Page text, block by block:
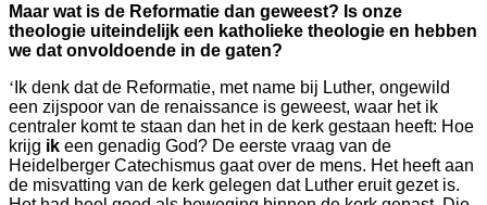
Maar wat is de Reformatie dan geweest? Is onze
theologie uiteindelijk een katholieke theologie en hebben
we dat onvoldoende in de gaten?
‘ Ik denk dat de Reformatie, met name bij Luther, ongewild
een zijspoor van de renaissance is geweest, waar het ik
centraler komt te staan dan het in de kerk gestaan heeft: Hoe
krijg ik een genadig God? De eerste vraag van de
Heidelberger Catechismus gaat over de mens. Het heeft aan
de misvatting van de kerk gelegen dat Luther eruit gezet is.